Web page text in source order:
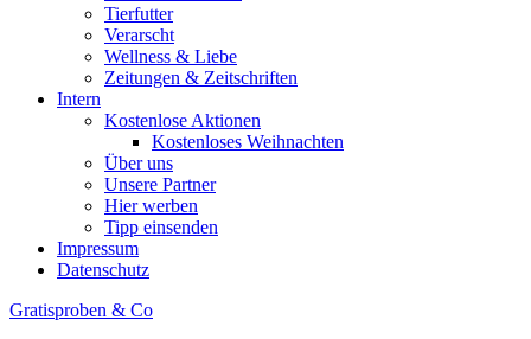
Tierfutter
Verarscht
Wellness & Liebe
Zeitungen & Zeitschriften
Intern
Kostenlose Aktionen
Kostenloses Weihnachten
Über uns
Unsere Partner
Hier werben
Tipp einsenden
Impressum
Datenschutz
Gratisproben & Co